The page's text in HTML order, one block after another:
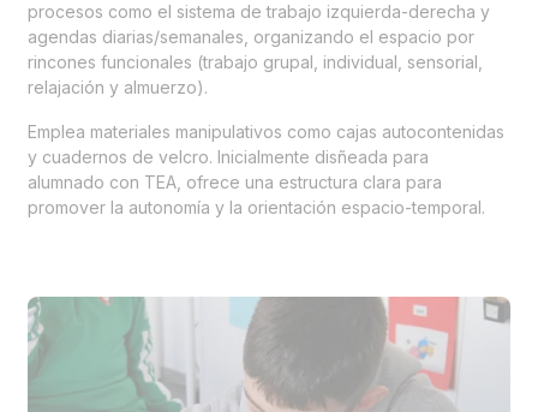
procesos como el sistema de trabajo izquierda-derecha y
agendas diarias/semanales, organizando el espacio por
rincones funcionales (trabajo grupal, individual, sensorial,
relajación y almuerzo).
Emplea materiales manipulativos como cajas autocontenidas
y cuadernos de velcro. Inicialmente disñeada para
alumnado con TEA, ofrece una estructura clara para
promover la autonomía y la orientación espacio-temporal.